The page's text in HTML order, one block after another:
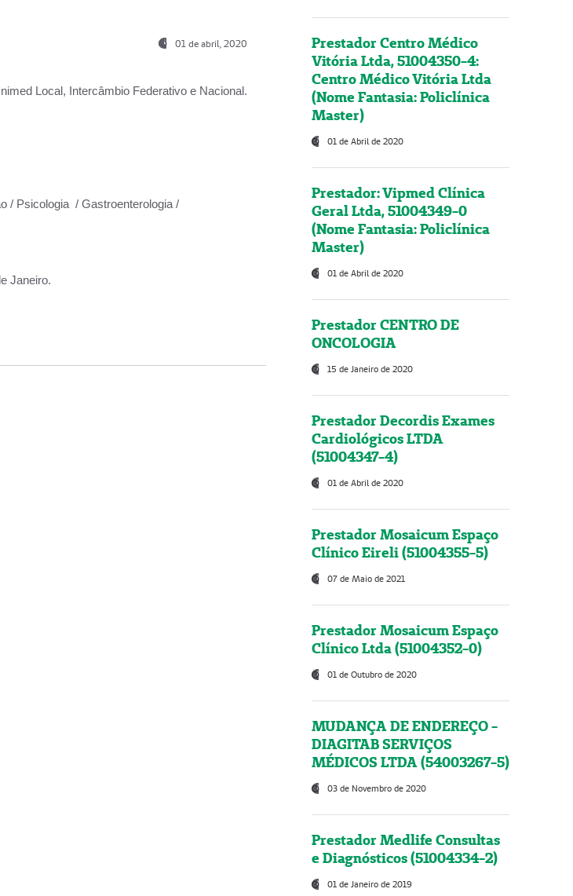
01 de abril, 2020
Local, Intercâmbio Federativo e Nacional.
/ Psicologia / Gastroenterologia /
Janeiro.
Prestador Centro Médico
Vitória Ltda, 51004350-4:
Centro Médico Vitória Ltda
(Nome Fantasia: Policlínica
Master)
01 de Abril de 2020
Prestador: Vipmed Clínica
Geral Ltda, 51004349-0
(Nome Fantasia: Policlínica
Master)
01 de Abril de 2020
Prestador CENTRO DE
ONCOLOGIA
15 de Janeiro de 2020
Prestador Decordis Exames
Cardiológicos LTDA
(51004347-4)
01 de Abril de 2020
Prestador Mosaicum Espaço
Clínico Eireli (51004355-5)
07 de Maio de 2021
Prestador Mosaicum Espaço
Clínico Ltda (51004352-0)
01 de Outubro de 2020
MUDANÇA DE ENDEREÇO -
DIAGITAB SERVIÇOS
MÉDICOS LTDA (54003267-5)
03 de Novembro de 2020
Prestador Medlife Consultas
e Diagnósticos (51004334-2)
01 de Janeiro de 2019